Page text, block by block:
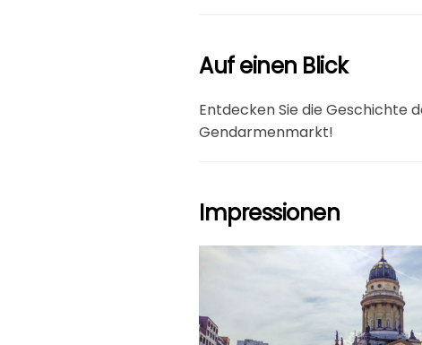
Auf einen Blick
Entdecken Sie die Geschichte
Gendarmenmarkt!
Impressionen